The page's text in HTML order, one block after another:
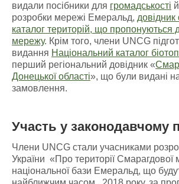
видали посібники для громадськості й
розробки мережі Емеральд,
каталог територій, що пропонуються
мережу. Крім того, члени UNCG
видання Національний каталог
перший регіональний довідник «
Донецької області», що були видані
замовлення.
Участь у законодавчому
Члени UNCG стали учасниками
України «Про території Смарагдової
національної бази Емеральд, що